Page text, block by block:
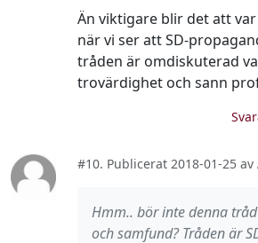
Än viktigare blir det att
när vi ser att SD-
tråden är omdiskuterad
trovärdighet och sann
#10. Publicerat 2018-01-25 av
Hmm.. bör inte denna
och samfund? Tråden är